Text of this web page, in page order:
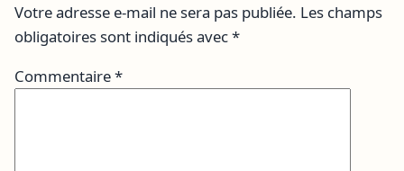
Votre adresse e-mail ne sera pas publiée. Les champs
obligatoires sont indiqués avec*
Commentaire*